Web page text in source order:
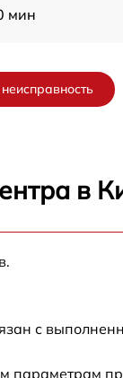
мин
мин
в
с
параметрам